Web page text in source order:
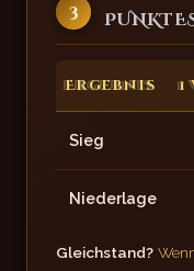
3
Ergebnis 1
Sieg
Niederlage
Gleichstand?